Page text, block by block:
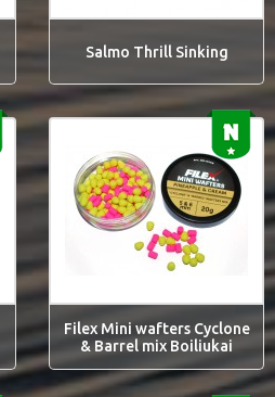
Salmo Thrill Sinking
Filex Mini wafters Cyclone
& Barrel mix Boiliukai